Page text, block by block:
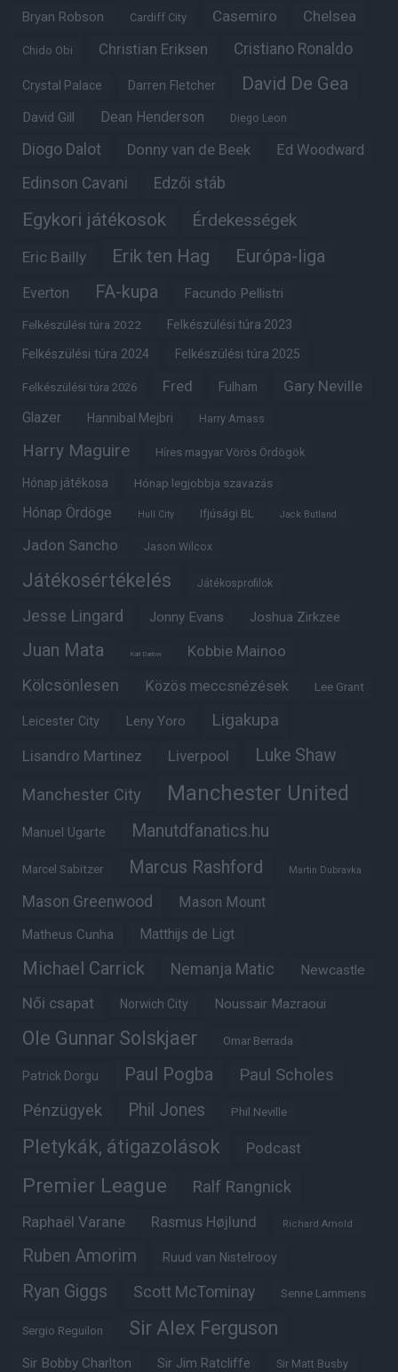
Bryan Robson Cardiff City Casemiro Chelsea
Chido Obi Christian Eriksen Cristiano Ronaldo
Crystal Palace Darren Fletcher David De Gea
David Gill Dean Henderson Diego Leon
Diogo Dalot Donny van de Beek Ed Woodward
Edinson Cavani Edzői stáb
Egykori játékosok Érdekességek
Eric Bailly Erik ten Hag Európa-liga
Everton FA-kupa Facundo Pellistri
Felkészülési túra 2022 Felkészülési túra 2023
Felkészülési túra 2024 Felkészülési túra 2025
Felkészülési túra 2026 Fred Fulham Gary Neville
Glazer Hannibal Mejbri Harry Amass
Harry Maguire Híres magyar Vörös Ördögök
Hónap játékosa Hónap legjobbja szavazás
Hónap Ördöge Hull City Ifjúsági BL Jack Butland
Jadon Sancho Jason Wilcox
Játékosértékelés Játékosprofilok
Jesse Lingard Jonny Evans Joshua Zirkzee
Juan Mata Karl Darlow Kobbie Mainoo
Kölcsönlesen Közös meccsnézések Lee Grant
Leicester City Leny Yoro Ligakupa
Lisandro Martinez Liverpool Luke Shaw
Manchester City Manchester United
Manuel Ugarte Manutdfanatics.hu
Marcel Sabitzer Marcus Rashford Martin Dubravka
Mason Greenwood Mason Mount
Matheus Cunha Matthijs de Ligt
Michael Carrick Nemanja Matic Newcastle
Női csapat Norwich City Noussair Mazraoui
Ole Gunnar Solskjaer Omar Berrada
Patrick Dorgu Paul Pogba Paul Scholes
Pénzügyek Phil Jones Phil Neville
Pletykák, átigazolások Podcast
Premier League Ralf Rangnick
Raphaël Varane Rasmus Højlund Richard Arnold
Ruben Amorim Ruud van Nistelrooy
Ryan Giggs Scott McTominay Senne Lammens
Sergio Reguilon Sir Alex Ferguson
Sir Bobby Charlton Sir Jim Ratcliffe Sir Matt Busby